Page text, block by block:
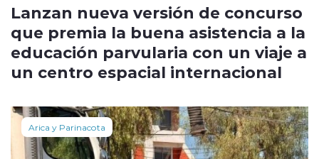
Lanzan nueva versión de concurso
que premia la buena asistencia a la
educación parvularia con un viaje a
un centro espacial internacional
Arica y Parinacota